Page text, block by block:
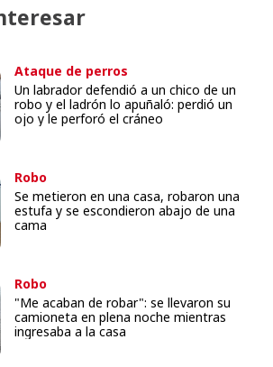
Ataque de perros
Un labrador defendió a un chico de un
robo y el ladrón lo apuñaló: perdió un
ojo y le perforó el cráneo
Robo
Se metieron en una casa, robaron una
estufa y se escondieron abajo de una
cama
Robo
"Me acaban de robar": se llevaron su
camioneta en plena noche mientras
ingresaba a la casa